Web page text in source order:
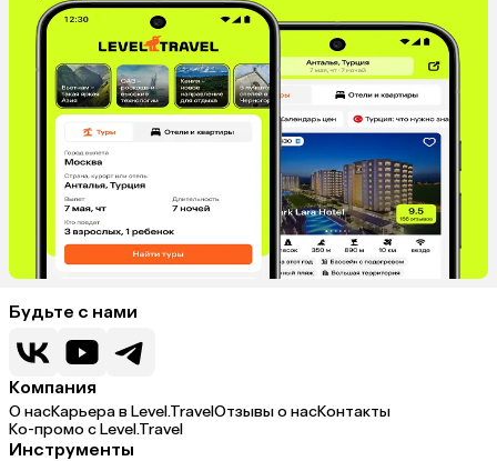
Будьте с нами
Компания
О насКарьера в Level.TravelОтзывы о насКонтакты
Ко-промо с Level.Travel
Инструменты